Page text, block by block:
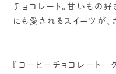
チョコレート。甘いもの
にも愛されるスイーツが、
『コーヒーチョコレート